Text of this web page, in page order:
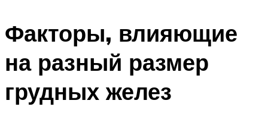
Факторы, влияющие
на разный размер
грудных желез